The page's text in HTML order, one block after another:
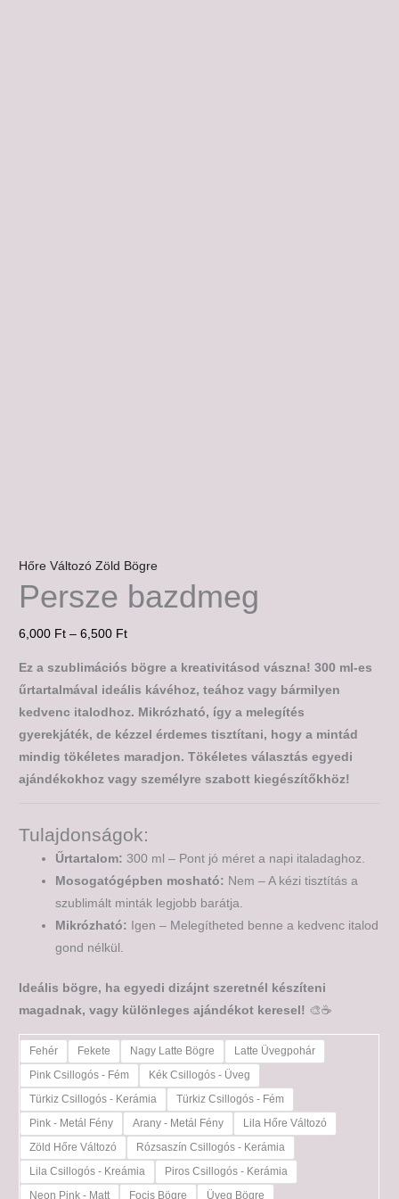
Hőre Változó Zöld Bögre
Persze bazdmeg
6,000 Ft – 6,500 Ft
Ez a szublimációs bögre a kreativitásod vászna! 300 ml-es
űrtartalmával ideális kávéhoz, teához vagy bármilyen
kedvenc italodhoz. Mikrózható, így a melegítés
gyerekjáték, de kézzel érdemes tisztítani, hogy a mintád
mindig tökéletes maradjon. Tökéletes választás egyedi
ajándékokhoz vagy személyre szabott kiegészítőkhöz!
Tulajdonságok:
Űrtartalom: 300 ml – Pont jó méret a napi italadaghoz.
Mosogatógépben mosható: Nem – A kézi tisztítás a
szublimált minták legjobb barátja.
Mikrózható: Igen – Melegítheted benne a kedvenc italod
gond nélkül.
Ideális bögre, ha egyedi dizájnt szeretnél készíteni
magadnak, vagy különleges ajándékot keresel! 🎨☕
Fehér Fekete Nagy Latte Bögre
Latte Üvegpohár
Pink Csillogós - Fém
Kék Csillogós - Üveg
Türkiz Csillogós - Kerámia
Türkiz Csillogós - Fém
Pink - Metál Fény
Arany - Metál Fény
Lila Hőre Változó
Zöld Hőre Változó
Rózsaszín Csillogós - Kerámia
Lila Csillogós - Kreámia
Piros Csillogós - Kerámia
Neon Pink - Matt
Focis Bögre Üveg Bögre